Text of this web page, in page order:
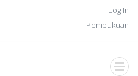
Log In
Pembukuan